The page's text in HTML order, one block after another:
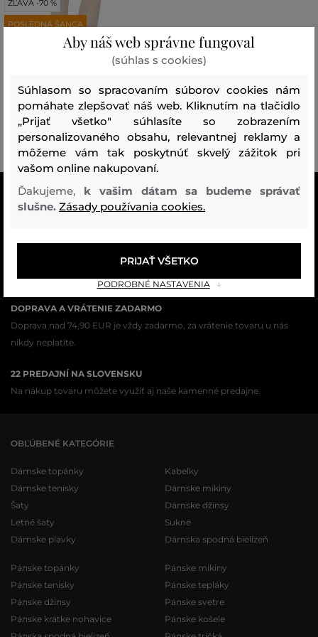
ZĽAVA -70 %
POSLEDNÁ ŠANCA
TEPLÁKY DKNY SWTR PANT W/
32, 90 €
Dostupné veľkosti:
VŠETKO SKLADOM
Všetok tovar v e-shope máme na sklade.
ZÁRUKA ORIGINALITY
Výhradné zastúpenie a predaj značky na Slovensku. Kupujete 100%
originál.
DOPRAVA A VRÁTENIE ZADARMO
Doprava nad 74,90 EUR je vždy zadarmo, za vrátenie tovaru u nás
nikdy neplatíte.
22 PREDAJNÍ NA SLOVENSKU
Na nákup tovaru môžete využiť aj naše kamenné predajne.
OBĽÚBENÉ KATEGÓRIE
Dámske topánky
Dámske tenisky
Šaty
Letné šaty
Dámske plavky
Kabelky
Dámske mikiny
Dámske džínsy
Sukne
Dámska spodná bielizeň
Pánske topánky
Pánske tenisky
Pánske džínsy
Pánske krátke nohavice
Pánske mikiny
Pánske tepláky
Pánske svetre
Pánske košele
Aby náš web správne fungoval
(súhlas s cookies)
Súhlasom so spracovaním súborov cookies nám
pomáhate zlepšovať náš web. Kliknutím na tlačidlo
„Prijať všetko" súhlasíte so zobrazením
personalizovaného obsahu, relevantnej reklamy a
môžeme vám tak poskytnúť skvelý zážitok pri
vašom online nakupovaní.
Ďakujeme, k vašim dátam sa budeme správať
slušne. Zásady používania cookies.
PODROBNÉ NASTAVENIA
PRIJAŤ VŠETKO